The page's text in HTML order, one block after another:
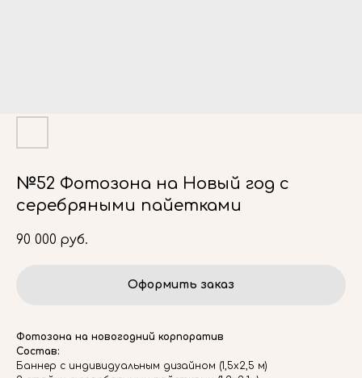
№52 Фотозона на Новый год с
серебряными пайетками
90 000 руб.
Оформить заказ
Фотозона на новогодний корпоратив
Состав:
Баннер с индивидуальным дизайном (1,5х2,5 м)